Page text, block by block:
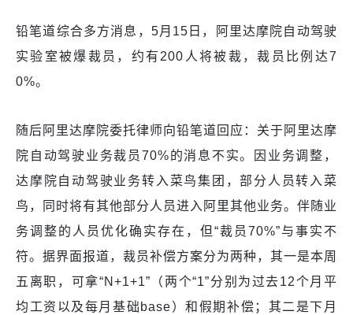
铅笔道综合多方消息，5月15日，阿里达摩院自动驾驶
实验室被爆裁员，约有200人将被裁，裁员比例达7
0%。
随后阿里达摩院委托律师向铅笔道回应：关于阿里达摩
院自动驾驶业务裁员70%的消息不实。因业务调整，
达摩院自动驾驶业务转入菜鸟集团，部分人员转入菜
鸟，同时将有其他部分人员进入阿里其他业务。伴随业
务调整的人员优化确实存在，但“裁员70%”与事实不
符。据界面报道，裁员补偿方案分为两种，其一是本周
五离职，可拿“N+1+1”（两个“1”分别为过去12个月平
均工资以及每月基础base）和假期补偿；其二是下月